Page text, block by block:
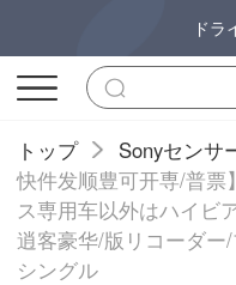
ドラ
トップ
Sonyセンサ
快件发顺豊可开専/普
ス専用车以外はハイビ
逍客豪华/版リコーダー
シングル